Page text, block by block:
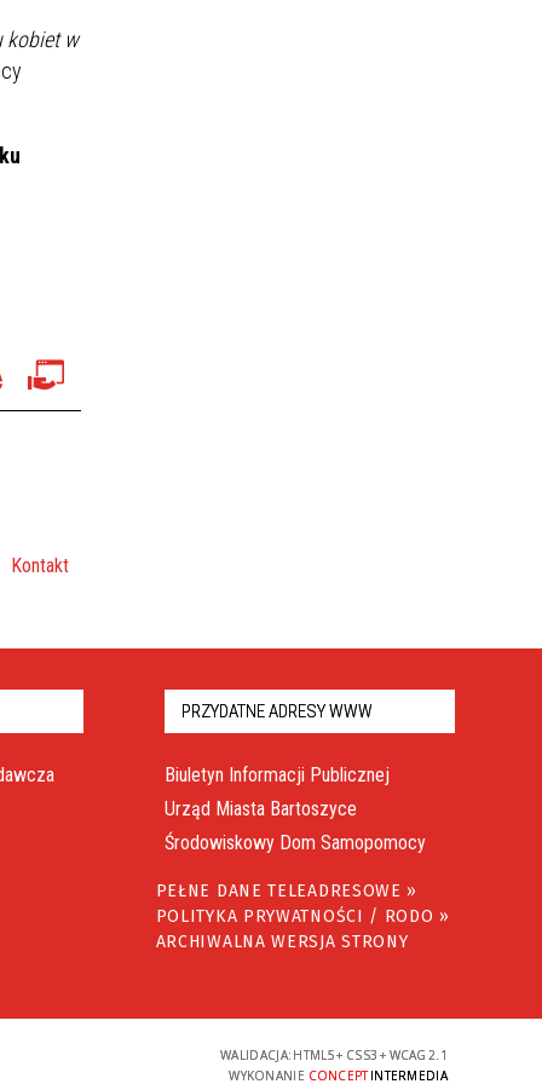
kobiet w
Kontakt
PRZYDATNE ADRESY WWW
Biuletyn Informacji Publicznej
Urząd Miasta Bartoszyce
Środowiskowy Dom Samopomocy
PEŁNE DANE TELEADRESOWE »
POLITYKA PRYWATNOŚCI / RODO »
ARCHIWALNA WERSJA STRONY
WALIDACJA: HTML5+ CSS3 + WCAG 2.1
WYKONANIE CONCEPTINTERMEDIA